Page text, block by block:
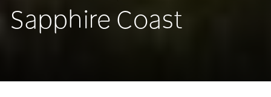
Sapphire Coast